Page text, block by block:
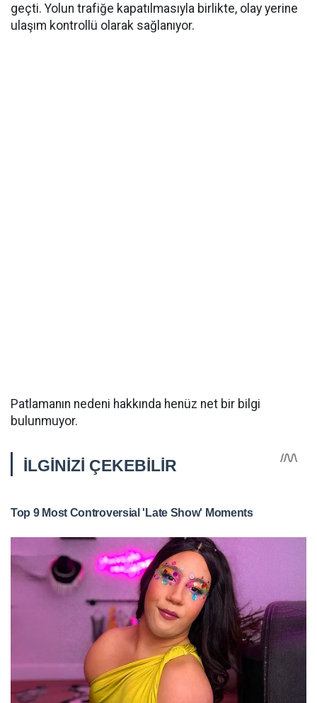
geçti. Yolun trafiğe kapatılmasıyla birlikte, olay yerine
ulaşım kontrollü olarak sağlanıyor.
Patlamanın nedeni hakkında henüz net bir bilgi
bulunmuyor.